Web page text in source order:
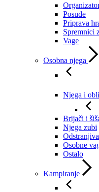
Posude
Priprava
Spremnici
Vage
Osobna njega
Njega i
Brijači i
Njega zubi
Osobne
Ostalo
Kampiranje